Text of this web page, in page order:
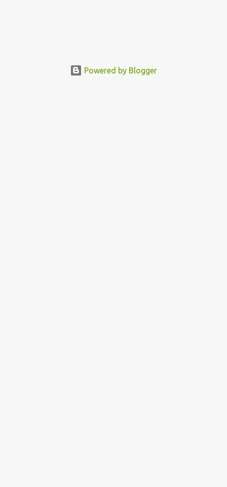
Powered by Blogger